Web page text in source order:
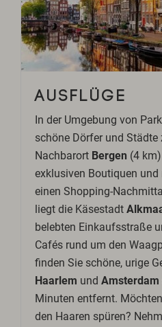
AUSFLÜGE
In der Umgebung von
schöne Dörfer und Städte
Nachbarort Bergen (4
exklusiven Boutiquen
einen Shopping-
liegt die Käsestadt
belebten Einkaufsstraße
Cafés rund um den
finden Sie schöne, urige
Haarlem undAmsterdam
Minuten entfernt.
den Haaren spüren?